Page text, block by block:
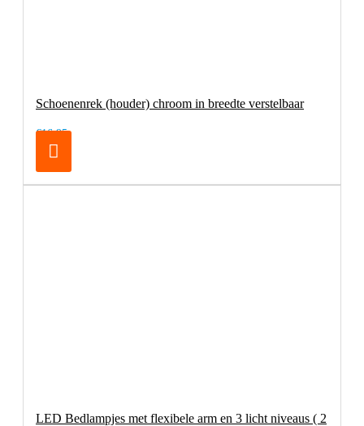
Schoenenrek (houder) chroom in breedte verstelbaar
€16,95
LED Bedlampjes met flexibele arm en 3 licht niveaus ( 2